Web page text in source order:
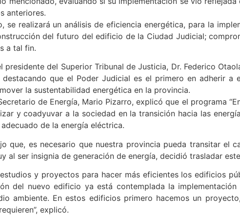
anteriores.
se realizará un análisis de eficiencia energética, para la
del futuro del edificio de la Ciudad Judicial;
a tal fin.
presidente del Superior Tribunal de Justicia, Dr. Federico
destacando que el Poder Judicial es el primero en adherir
la sustentabilidad energética en la provincia.
de Energía, Mario Pizarro, explicó que el programa
y coadyuvar a la sociedad en la transición hacia las
de la energía eléctrica.
que, es necesario que nuestra provincia pueda transitar el
al ser insignia de generación de energía, decidió trasladar
y proyectos para hacer más eficientes los edificios
del nuevo edificio ya está contemplada la
ambiente. En estos edificios primero hacemos un
explicó.